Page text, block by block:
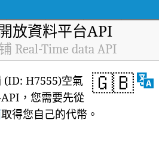
放資料平台API
Real-Time data API
🇬🇧
(ID: H7555)空氣
，您需要先從
取得您自己的代幣。